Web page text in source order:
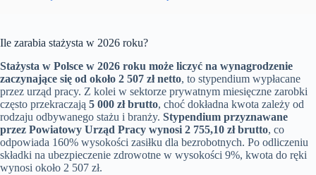
Ile zarabia stażysta w 2026 roku?
Stażysta w Polsce w 2026 roku może liczyć na wynagrodzenie
zaczynające się od około 2 507 zł netto, to stypendium wypłacane
przez urząd pracy. Z kolei w sektorze prywatnym miesięczne zarobki
często przekraczają 5 000 zł brutto, choć dokładna kwota zależy od
rodzaju odbywanego stażu i branży. Stypendium przyznawane
przez Powiatowy Urząd Pracy wynosi 2 755,10 zł brutto, co
odpowiada 160% wysokości zasiłku dla bezrobotnych. Po odliczeniu
składki na ubezpieczenie zdrowotne w wysokości 9%, kwota do ręki
wynosi około 2 507 zł.